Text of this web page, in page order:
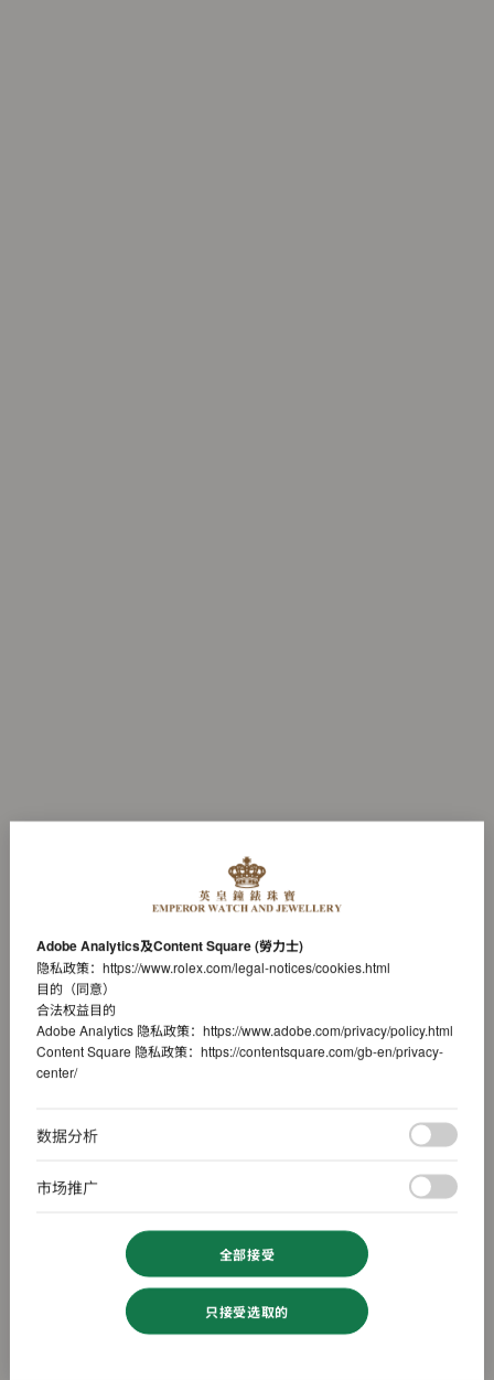
Adobe Analytics及Content Square (勞力士)
隐私政策： https://www.rolex.com/legal-notices/cookies.html
目的（同意）
合法权益目的
Adobe Analytics 隐私政策： https://www.adobe.com/privacy/policy.html
Content Square 隐私政策： https://contentsquare.com/gb-en/privacy-
center/
数据分析
市场推广
全部接受
只接受选取的